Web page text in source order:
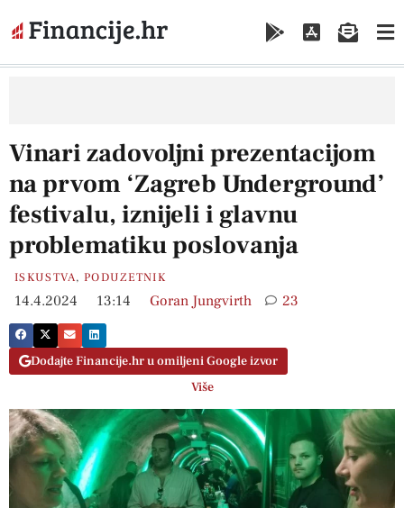
Vinari zadovoljni prezentacijom
na prvom ‘Zagreb Underground’
festivalu, iznijeli i glavnu
problematiku poslovanja
ISKUSTVA,PODUZETNIK
14.4.2024 13:14 Goran Jungvirth 23
Dodajte Financije.hr u omiljeni Google izvor
Više